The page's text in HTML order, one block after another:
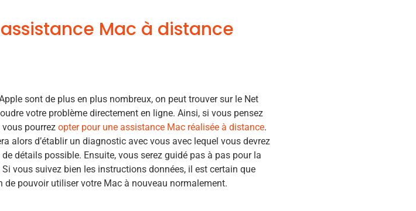
Mac à distance
sont de plus en plus nombreux, on peut trouver sur le Net
votre problème directement en ligne. Ainsi, si vous pensez
pourrez opter pour une assistance Mac réalisée à distance.
alors d’établir un diagnostic avec vous avec lequel vous devrez
détails possible. Ensuite, vous serez guidé pas à pas pour la
Si vous suivez bien les instructions données, il est certain que
de pouvoir utiliser votre Mac à nouveau normalement.